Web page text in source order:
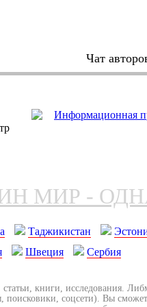
Чат
МИР -
Таджикистан
Швеция Сербия
книги, исследования.
соцсети). Вы